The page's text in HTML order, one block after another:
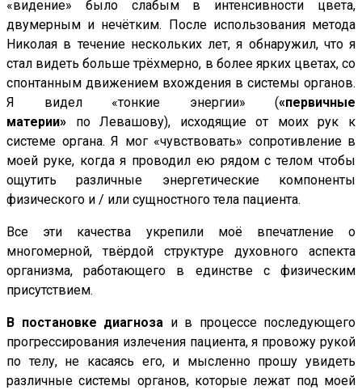
«видение» было слабым в интенсивности цвета,
двумерным и нечётким. После использования метода
Николая в течение нескольких лет, я обнаружил, что я
стал видеть больше трёхмерно, в более ярких цветах, со
спонтанным движением вхождения в системы органов.
Я видел «тонкие энергии» («первичные
материи» по Левашову), исходящие от моих рук к
системе органа. Я мог «чувствовать» сопротивление в
моей руке, когда я проводил ею рядом с телом чтобы
ощутить различные энергетические компоненты
физического и / или сущностного тела пациента.
Все эти качества укрепили моё впечатление о
многомерной, твёрдой структуре духовного аспекта
организма, работающего в единстве с физическим
присутствием.
В постановке диагноза и в процессе последующего
прогрессирования излечения пациента, я провожу рукой
по телу, не касаясь его, и мысленно прошу увидеть
различные системы органов, которые лежат под моей